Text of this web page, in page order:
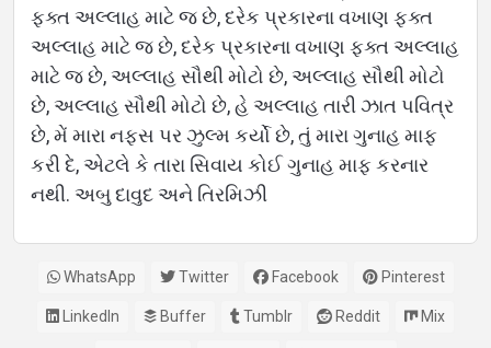
ફક્ત અલ્લાહ માટે જ છે, દરેક પ્રકારના વખાણ ફક્ત
અલ્લાહ માટે જ છે, દરેક પ્રકારના વખાણ ફક્ત અલ્લાહ
માટે જ છે, અલ્લાહ સૌથી મોટો છે, અલ્લાહ સૌથી મોટો
છે, અલ્લાહ સૌથી મોટો છે, હે અલ્લાહ તારી ઝાત પવિત્ર
છે, મેં મારા નફસ પર ઝુલ્મ કર્યો છે, તું મારા ગુનાહ માફ
કરી દે, એટલે કે તારા સિવાય કોઈ ગુનાહ માફ કરનાર
નથી. અબુ દાવુદ અને તિરમિઝી
WhatsApp Twitter Facebook Pinterest
LinkedIn Buffer Tumblr Reddit Mix